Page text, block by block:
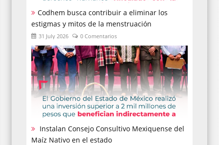
Codhem busca contribuir a eliminar los
estigmas y mitos de la menstruación
31 July 2026 0 Comentarios
Instalan Consejo Consultivo Mexiquense del
Maíz Nativo en el estado